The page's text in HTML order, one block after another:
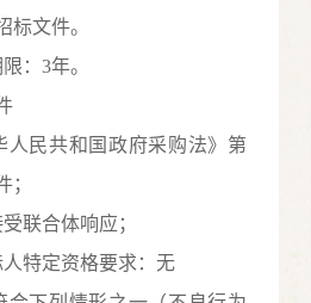
标文件。
限：3年。
人民共和国政府采购法》第
；
联合体响应 ；
特定资格要求：无